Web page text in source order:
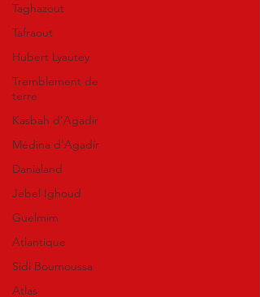
Taghazout
Tafraout
Hubert Lyautey
Tremblement de
terre
Kasbah d'Agadir
Médina d'Agadir
Danialand
Jebel Ighoud
Guelmim
Atlantique
Sidi Boumoussa
Atlas